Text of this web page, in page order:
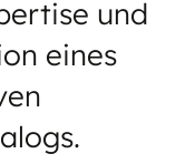
und
eines